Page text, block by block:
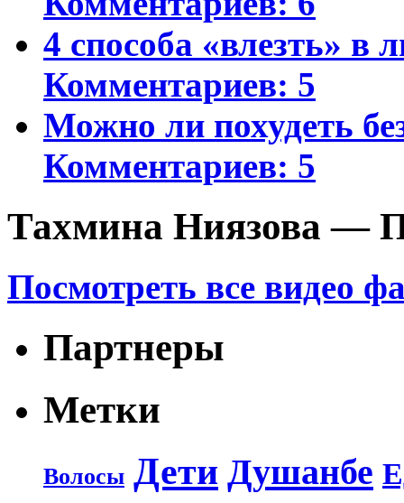
4 способа «влезть» в
Комментариев: 5
Можно ли похудеть
Комментариев: 5
Тахмина Ниязова —
Посмотреть все видео
Партнеры
Метки
Волосы Дети Душанбе